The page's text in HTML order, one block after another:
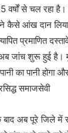
से चल रहा
ने कैसे आंख दान
प्रमाणित
अब जांच शुरू हुई है।
का पानी होगा
समाजसेवी
बाद अब पूरे जिले